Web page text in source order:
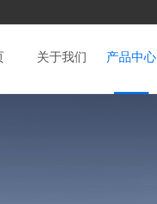
关于我们 产品中心